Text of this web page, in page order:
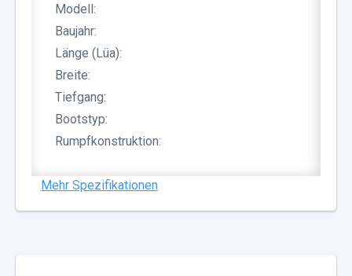
Modell:
Baujahr:
Länge (Lüa):
Breite:
Tiefgang:
Bootstyp:
Rumpfkonstruktion:
Mehr Spezifikationen